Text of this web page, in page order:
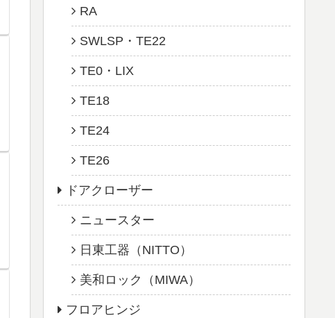
RA
SWLSP・TE22
TE0・LIX
TE18
TE24
TE26
ドアクローザー
ニュースター
日東工器（NITTO）
美和ロック（MIWA）
フロアヒンジ